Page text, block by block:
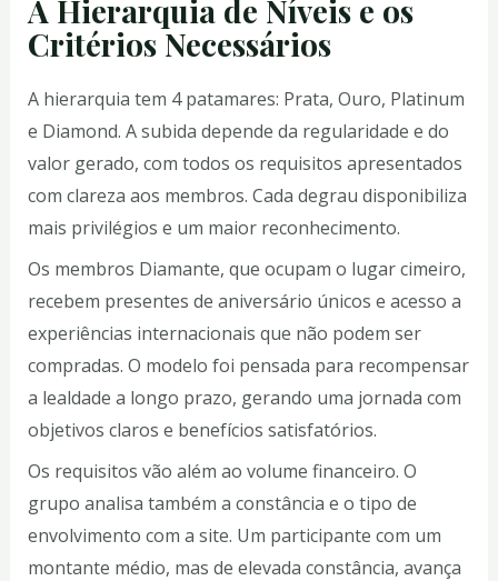
A Hierarquia de Níveis e os
Critérios Necessários
A hierarquia tem 4 patamares: Prata, Ouro, Platinum
e Diamond. A subida depende da regularidade e do
valor gerado, com todos os requisitos apresentados
com clareza aos membros. Cada degrau disponibiliza
mais privilégios e um maior reconhecimento.
Os membros Diamante, que ocupam o lugar cimeiro,
recebem presentes de aniversário únicos e acesso a
experiências internacionais que não podem ser
compradas. O modelo foi pensada para recompensar
a lealdade a longo prazo, gerando uma jornada com
objetivos claros e benefícios satisfatórios.
Os requisitos vão além ao volume financeiro. O
grupo analisa também a constância e o tipo de
envolvimento com a site. Um participante com um
montante médio, mas de elevada constância, avança